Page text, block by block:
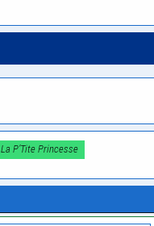
La P’Tite Princesse